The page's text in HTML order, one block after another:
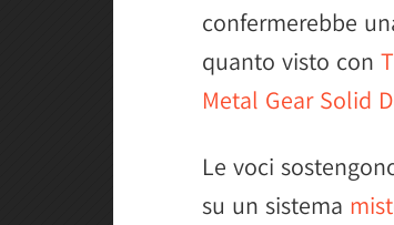
confermerebbe
quanto visto con
Metal Gear Solid
Le voci
su un sistema